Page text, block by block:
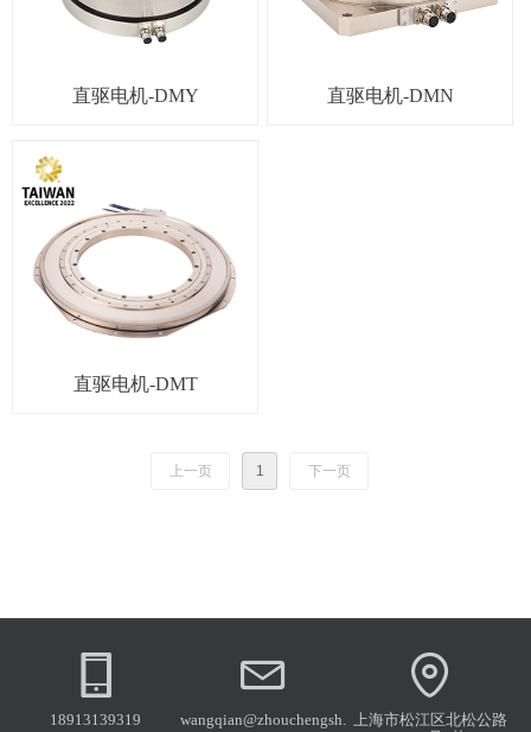
直驱电机-DMY 直驱电机-DMN
直驱电机-DMT
上一页 1 下一页
18913139319
wangqian@zhouchengsh. 上海市松江区北松公路